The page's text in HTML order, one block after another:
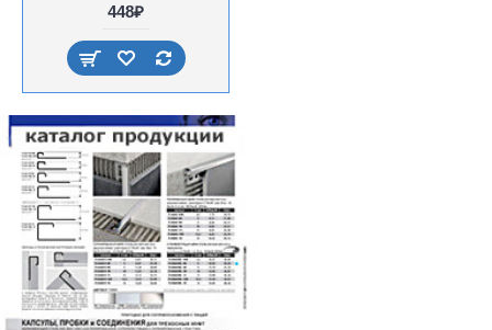
448₽